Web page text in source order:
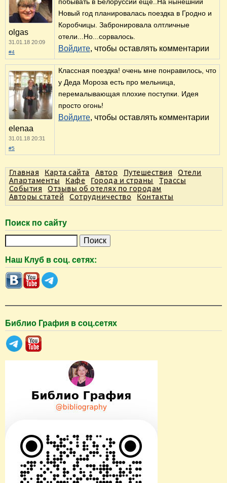
olgas
31.01.18 20:09
#4
побывать в Белоруссии еще..На нынешний
Новый год планировалась поездка в Гродно и
Коробчицы. Забронировала олтличные
отели...Но...сорвалось.
Войдите, чтобы оставлять комментарии
elenaa
31.01.18 20:31
#5
Классная поездка! очень мне понравилось, что
у Деда Мороза есть про мельница,
перемалывающая плохие поступки. Идея
просто огонь!
Войдите, чтобы оставлять комментарии
Главная Карта сайта Автор Путешествия
Отели
Апартаменты
Кафе Города и страны
Трассы
События
Отзывы об отелях по городам
Авторы статей
Сотрудничество Контакты
Поиск по сайту
и
с
к
Наш Клуб в соц. сетях:
Библио Графия в соц.сетях